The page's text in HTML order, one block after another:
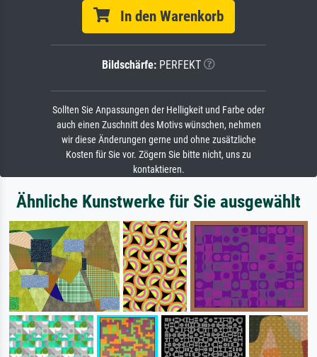
In den Warenkorb
Bildschärfe: PERFEKT
Sollten Sie Anpassungen der Helligkeit und Farbe oder
auch einen Zuschnitt des Motivs wünschen, nehmen
wir diese Änderungen gerne und ohne zusätzliche
Kosten für Sie vor. Zögern Sie bitte nicht, uns zu
kontaktieren.
Ähnliche Kunstwerke für Sie ausgewählt